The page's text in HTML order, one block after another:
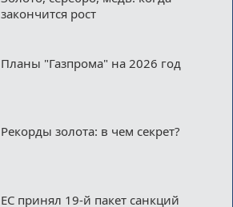
закончится рост
Планы "Газпрома" на 2026 год
Рекорды золота: в чем секрет?
ЕС принял 19-й пакет санкций